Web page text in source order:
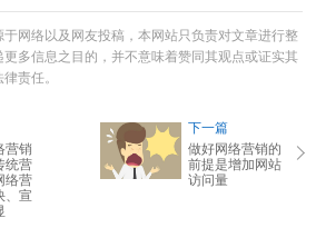
网络以及网友投稿，本网站只负责对文章进行整
多信息之目的，并不意味着赞同其观点或证实其
责任。
营销
统营
络营
、宣
下一篇
做好网络营销的
前提是增加网站
访问量